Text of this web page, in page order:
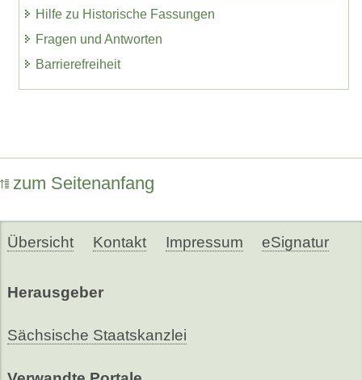
Hilfe zu Historische Fassungen
Fragen und Antworten
Barrierefreiheit
zum Seitenanfang
Übersicht Kontakt Impressum eSignatur
Herausgeber
Sächsische Staatskanzlei